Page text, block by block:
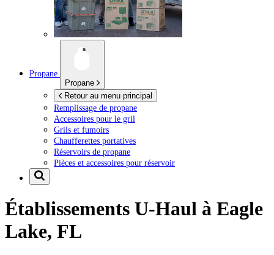
Propane
Propane
Retour au menu principal
Remplissage de propane
Accessoires pour le gril
Grils et fumoirs
Chaufferettes portatives
Réservoirs de propane
Pièces et accessoires pour réservoir
Établissements U-Haul à Eagle
Lake, FL